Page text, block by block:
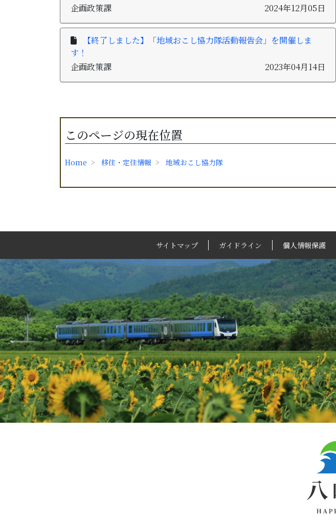
企画政策課
2024年12月05日
【終了しました】「地域おこし協力隊活動報告会」を開催しま
す！
企画政策課
2023年04月14日
このページの現在位置
Home 移住・定住情報 地域おこし協力隊
サイトマップ ガイドライン 個人情報保護